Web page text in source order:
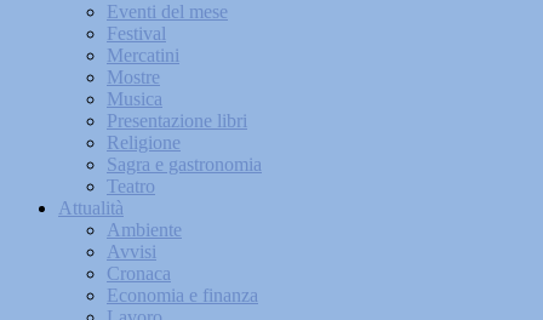
Eventi del mese
Festival
Mercatini
Mostre
Musica
Presentazione libri
Religione
Sagra e gastronomia
Teatro
Attualità
Ambiente
Avvisi
Cronaca
Economia e finanza